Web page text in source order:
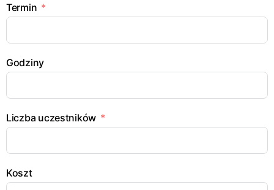
Termin
Godziny
Liczba uczestników
Koszt